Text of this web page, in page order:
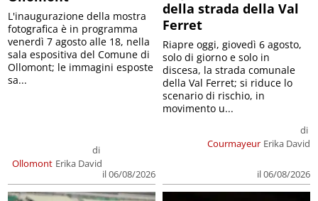
Ollomont
di
Erika David
il 06/08/2026
L'inaugurazione della mostra
fotografica è in programma
venerdì 7 agosto alle 18, nella
sala espositiva del Comune di
Ollomont; le immagini esposte
sa...
della strada della Val
Ferret
Courmayeur
di
Erika David
il 06/08/2026
Riapre oggi, giovedì 6 agosto,
solo di giorno e solo in
discesa, la strada comunale
della Val Ferret; si riduce lo
scenario di rischio, in
movimento u...